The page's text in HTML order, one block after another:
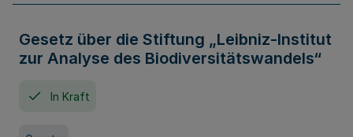
Gesetz über die Stiftung „Leibniz-Institut
zur Analyse des Biodiversitätswandels“
In Kraft